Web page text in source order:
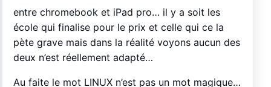
entre chromebook et iPad pro… il y a soit les
école qui finalise pour le prix et celle qui ce la
pète grave mais dans la réalité voyons aucun des
deux n’est réellement adapté…
Au faite le mot LINUX n’est pas un mot magique…